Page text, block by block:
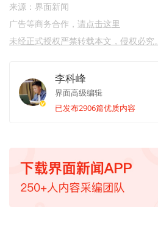
来源：界面新闻
广告等商务合作， 请点击这里
未经正式授权严禁转载本文，侵权必究。
李科峰
界面高级编辑
已发布2906篇优质内容